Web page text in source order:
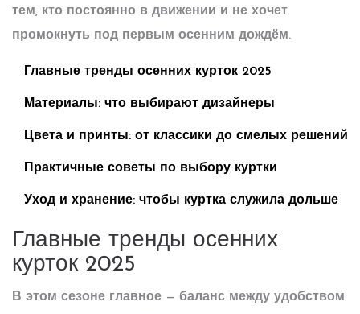
тем, кто постоянно в движении и не хочет
промокнуть под первым осенним дождём.
Главные тренды осенних курток 2025
Материалы: что выбирают дизайнеры
Цвета и принты: от классики до смелых решений
Практичные советы по выбору куртки
Уход и хранение: чтобы куртка служила дольше
Главные тренды осенних
курток 2025
В этом сезоне главное — баланс между удобством